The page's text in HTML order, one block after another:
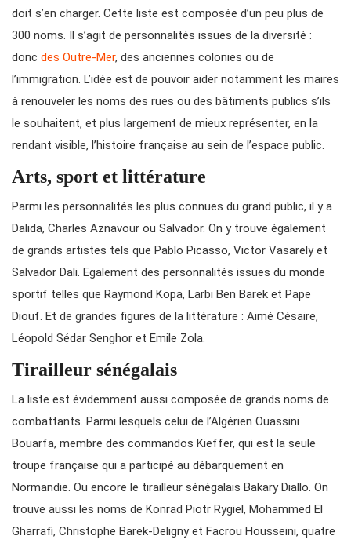
doit s’en charger. Cette liste est composée d’un peu plus de
300 noms. Il s’agit de personnalités issues de la diversité :
donc des Outre-Mer, des anciennes colonies ou de
l’immigration. L’idée est de pouvoir aider notamment les maires
à renouveler les noms des rues ou des bâtiments publics s’ils
le souhaitent, et plus largement de mieux représenter, en la
rendant visible, l’histoire française au sein de l’espace public.
Arts, sport et littérature
Parmi les personnalités les plus connues du grand public, il y a
Dalida, Charles Aznavour ou Salvador. On y trouve également
de grands artistes tels que Pablo Picasso, Victor Vasarely et
Salvador Dali. Egalement des personnalités issues du monde
sportif telles que Raymond Kopa, Larbi Ben Barek et Pape
Diouf. Et de grandes figures de la littérature : Aimé Césaire,
Léopold Sédar Senghor et Emile Zola.
Tirailleur sénégalais
La liste est évidemment aussi composée de grands noms de
combattants. Parmi lesquels celui de l’Algérien Ouassini
Bouarfa, membre des commandos Kieffer, qui est la seule
troupe française qui a participé au débarquement en
Normandie. Ou encore le tirailleur sénégalais Bakary Diallo. On
trouve aussi les noms de Konrad Piotr Rygiel, Mohammed El
Gharrafi, Christophe Barek-Deligny et Facrou Housseini, quatre